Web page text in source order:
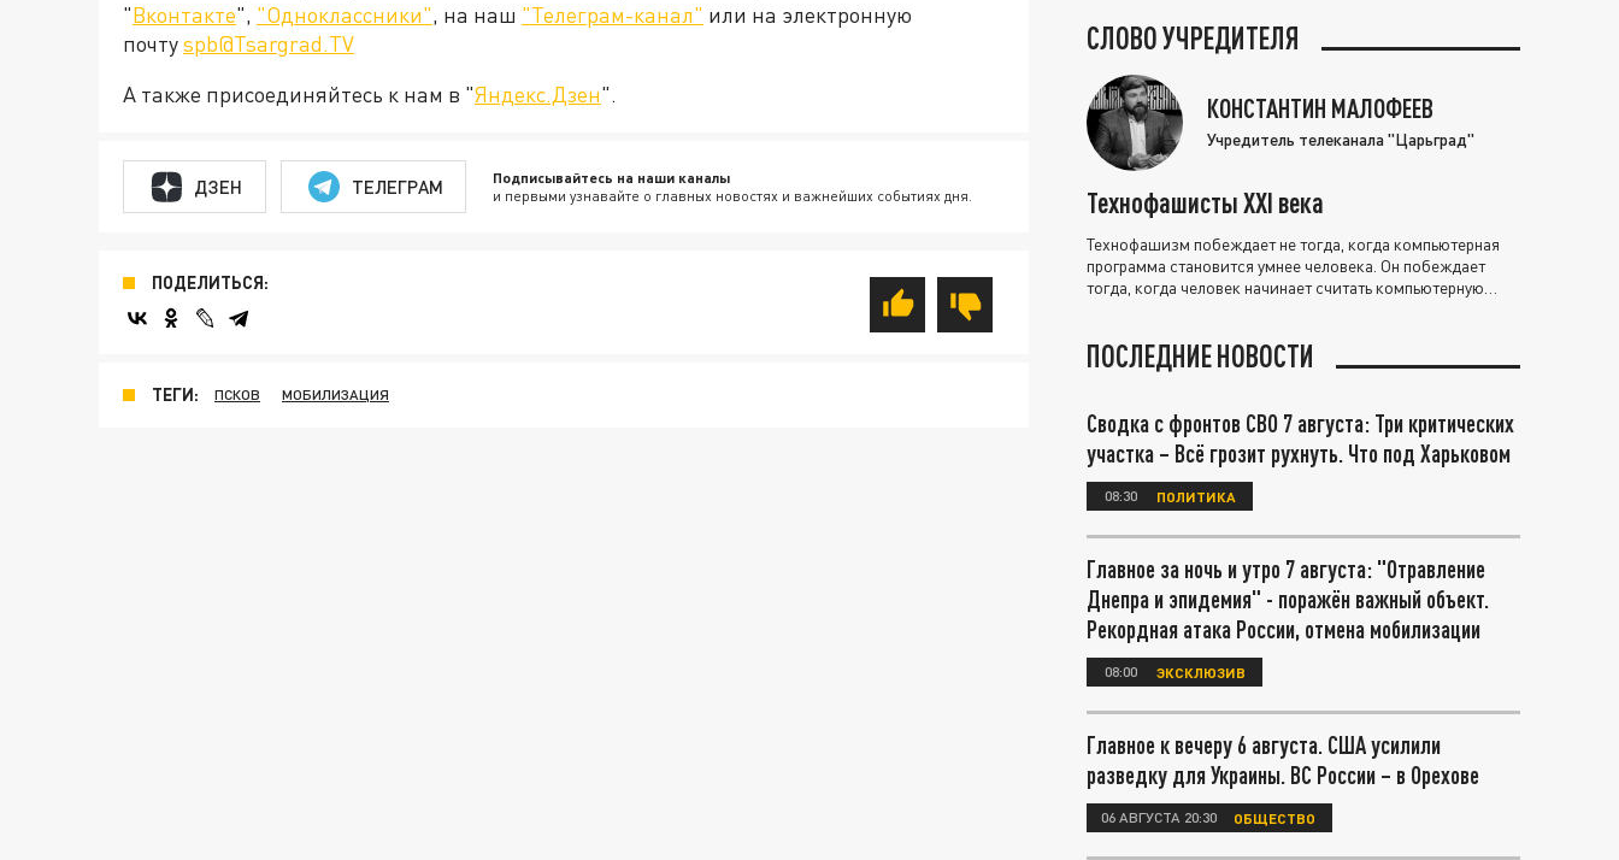
"Вконтакте", "Одноклассники", на наш "Телеграм-канал" или на электронную
почтуspb@Tsargrad.TV
А также присоединяйтесь к нам в "Яндекс.Дзен".
ДЗЕН ТЕЛЕГРАМ Подписывайтесь на наши каналы
и первыми узнавайте о главных новостях и важнейших событиях дня.
ПОДЕЛИТЬСЯ:
ТЕГИ: ПСКОВ МОБИЛИЗАЦИЯ
СЛОВО УЧРЕДИТЕЛЯ
КОНСТАНТИН МАЛОФЕЕВ
Учредитель телеканала "Царьград"
Технофашисты XXI века
Технофашизм побеждает не тогда, когда компьютерная
программа становится умнее человека. Он побеждает
тогда, когда человек начинает считать компьютерную
ПОСЛЕДНИЕ НОВОСТИ
Сводка с фронтов СВО 7 августа: Три критических
участка – Всё грозит рухнуть. Что под Харьковом
08:30 ПОЛИТИКА
Главное за ночь и утро 7 августа: "Отравление
Днепра и эпидемия" - поражён важный объект.
Рекордная атака России, отмена мобилизации
08:00 ЭКСКЛЮЗИВ
Главное к вечеру 6 августа. США усилили
разведку для Украины. ВС России – в Орехове
06 АВГУСТА 20:30 ОБЩЕСТВО